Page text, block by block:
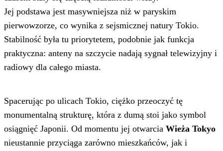
Jej podstawa jest masywniejsza niż w paryskim
pierwowzorze, co wynika z sejsmicznej natury Tokio.
Stabilność była tu priorytetem, podobnie jak funkcja
praktyczna: anteny na szczycie nadają sygnał telewizyjny i
radiowy dla całego miasta.
Spacerując po ulicach Tokio, ciężko przeoczyć tę
monumentalną strukturę, która z dumą stoi jako symbol
osiągnięć Japonii. Od momentu jej otwarcia Wieża Tokyo
nieustannie przyciąga zarówno mieszkańców, jak i